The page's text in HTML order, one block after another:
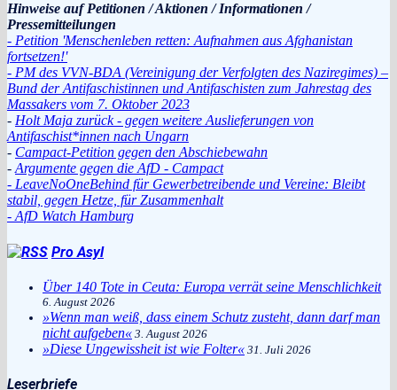
Hinweise auf Petitionen / Aktionen / Informationen /
Pressemitteilungen
- Petition 'Menschenleben retten: Aufnahmen aus Afghanistan
fortsetzen!'
- PM des VVN-BDA (Vereinigung der Verfolgten des Naziregimes) –
Bund der Antifaschistinnen und Antifaschisten zum Jahrestag des
Massakers vom 7. Oktober 2023
- Holt Maja zurück - gegen weitere Auslieferungen von
Antifaschist*innen nach Ungarn
- Campact-Petition gegen den Abschiebewahn
- Argumente gegen die AfD - Campact
- LeaveNoOneBehind für Gewerbetreibende und Vereine: Bleibt
stabil, gegen Hetze, für Zusammenhalt
- AfD Watch Hamburg
Pro Asyl
Über 140 Tote in Ceuta: Europa verrät seine Menschlichkeit
6. August 2026
»Wenn man weiß, dass einem Schutz zusteht, dann darf man
nicht aufgeben« 3. August 2026
»Diese Ungewissheit ist wie Folter« 31. Juli 2026
Leserbriefe